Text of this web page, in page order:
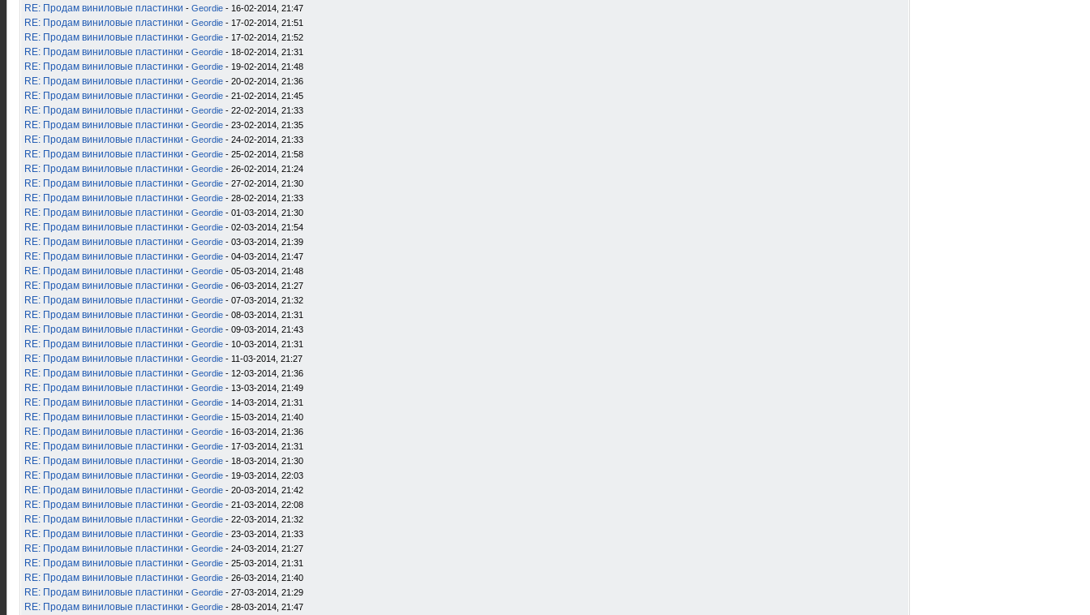
RE: Продам виниловые пластинки - Geordie - 16-02-2014, 21:47
RE: Продам виниловые пластинки - Geordie - 17-02-2014, 21:51
RE: Продам виниловые пластинки - Geordie - 17-02-2014, 21:52
RE: Продам виниловые пластинки - Geordie - 18-02-2014, 21:31
RE: Продам виниловые пластинки - Geordie - 19-02-2014, 21:48
RE: Продам виниловые пластинки - Geordie - 20-02-2014, 21:36
RE: Продам виниловые пластинки - Geordie - 21-02-2014, 21:45
RE: Продам виниловые пластинки - Geordie - 22-02-2014, 21:33
RE: Продам виниловые пластинки - Geordie - 23-02-2014, 21:35
RE: Продам виниловые пластинки - Geordie - 24-02-2014, 21:33
RE: Продам виниловые пластинки - Geordie - 25-02-2014, 21:58
RE: Продам виниловые пластинки - Geordie - 26-02-2014, 21:24
RE: Продам виниловые пластинки - Geordie - 27-02-2014, 21:30
RE: Продам виниловые пластинки - Geordie - 28-02-2014, 21:33
RE: Продам виниловые пластинки - Geordie - 01-03-2014, 21:30
RE: Продам виниловые пластинки - Geordie - 02-03-2014, 21:54
RE: Продам виниловые пластинки - Geordie - 03-03-2014, 21:39
RE: Продам виниловые пластинки - Geordie - 04-03-2014, 21:47
RE: Продам виниловые пластинки - Geordie - 05-03-2014, 21:48
RE: Продам виниловые пластинки - Geordie - 06-03-2014, 21:27
RE: Продам виниловые пластинки - Geordie - 07-03-2014, 21:32
RE: Продам виниловые пластинки - Geordie - 08-03-2014, 21:31
RE: Продам виниловые пластинки - Geordie - 09-03-2014, 21:43
RE: Продам виниловые пластинки - Geordie - 10-03-2014, 21:31
RE: Продам виниловые пластинки - Geordie - 11-03-2014, 21:27
RE: Продам виниловые пластинки - Geordie - 12-03-2014, 21:36
RE: Продам виниловые пластинки - Geordie - 13-03-2014, 21:49
RE: Продам виниловые пластинки - Geordie - 14-03-2014, 21:31
RE: Продам виниловые пластинки - Geordie - 15-03-2014, 21:40
RE: Продам виниловые пластинки - Geordie - 16-03-2014, 21:36
RE: Продам виниловые пластинки - Geordie - 17-03-2014, 21:31
RE: Продам виниловые пластинки - Geordie - 18-03-2014, 21:30
RE: Продам виниловые пластинки - Geordie - 19-03-2014, 22:03
RE: Продам виниловые пластинки - Geordie - 20-03-2014, 21:42
RE: Продам виниловые пластинки - Geordie - 21-03-2014, 22:08
RE: Продам виниловые пластинки - Geordie - 22-03-2014, 21:32
RE: Продам виниловые пластинки - Geordie - 23-03-2014, 21:33
RE: Продам виниловые пластинки - Geordie - 24-03-2014, 21:27
RE: Продам виниловые пластинки - Geordie - 25-03-2014, 21:31
RE: Продам виниловые пластинки - Geordie - 26-03-2014, 21:40
RE: Продам виниловые пластинки - Geordie - 27-03-2014, 21:29
RE: Продам виниловые пластинки - Geordie - 28-03-2014, 21:47